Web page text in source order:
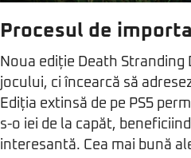
Procesul de
Noua ediție Death
jocului, ci încearcă să
Ediția extinsă de pe PS5
s-o iei de la capăt,
interesantă. Cea mai bună